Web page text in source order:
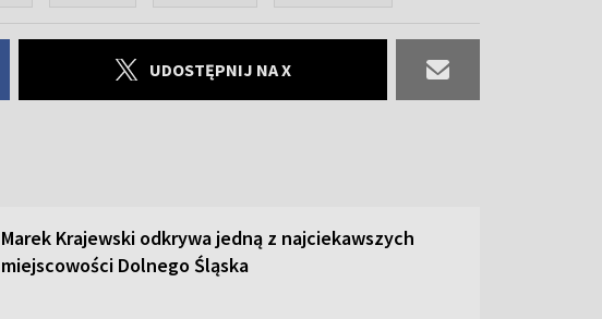
UDOSTĘPNIJ NA X
Marek Krajewski odkrywa jedną z najciekawszych
miejscowości Dolnego Śląska